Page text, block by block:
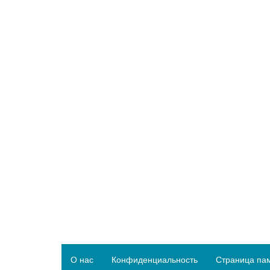
О нас Конфиденциальность Страница